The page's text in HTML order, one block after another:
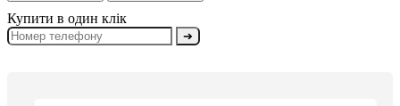
Купити в один клік
➔